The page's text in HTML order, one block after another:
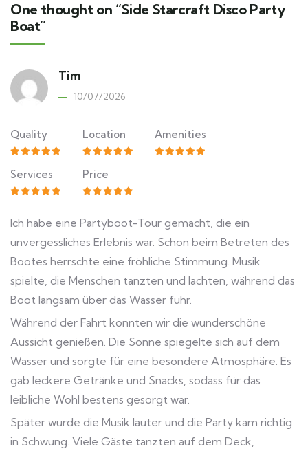
One thought on “Side Starcraft Disco Party
Boat”
Tim
10/07/2026
Quality Location Amenities
Services Price
Ich habe eine Partyboot-Tour gemacht, die ein
unvergessliches Erlebnis war. Schon beim Betreten des
Bootes herrschte eine fröhliche Stimmung. Musik
spielte, die Menschen tanzten und lachten, während das
Boot langsam über das Wasser fuhr.
Während der Fahrt konnten wir die wunderschöne
Aussicht genießen. Die Sonne spiegelte sich auf dem
Wasser und sorgte für eine besondere Atmosphäre. Es
gab leckere Getränke und Snacks, sodass für das
leibliche Wohl bestens gesorgt war.
Später wurde die Musik lauter und die Party kam richtig
in Schwung. Viele Gäste tanzten auf dem Deck,